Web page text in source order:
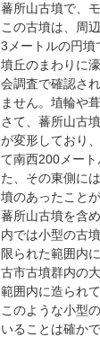
蕃所山古墳で、
この古墳は、周
3メートルの円墳
墳丘のまわりに
会調査で確認さ
ません。埴輪や
さて、蕃所山古
が変形しており
て南西200メー
た、その東側に
墳のあったこと
蕃所山古墳を含
内では小型の古
限られた範囲内
古市古墳群内の
範囲内に造られ
このような小型
いることは確か